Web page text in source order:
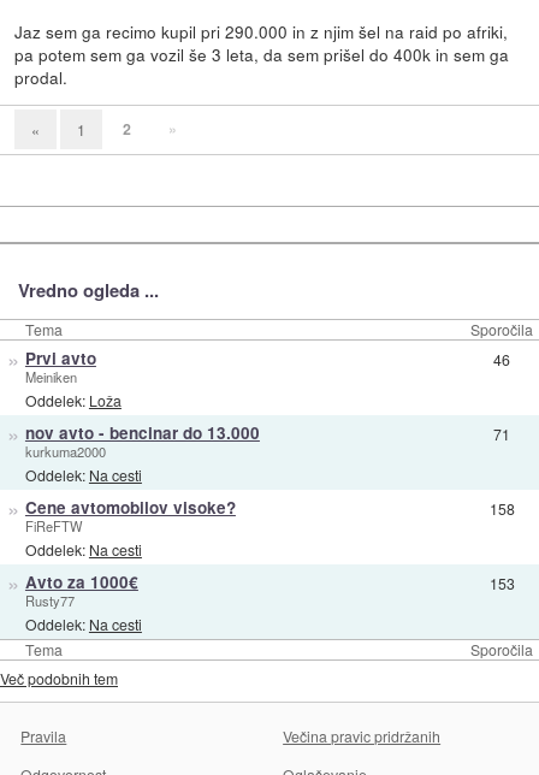
Jaz sem ga recimo kupil pri 290.000 in z njim šel na raid po afriki,
pa potem sem ga vozil še 3 leta, da sem prišel do 400k in sem ga
prodal.
« 1 2 »
Vredno ogleda ...
Tema Sporočila
Tema Sporočila
» Prvi avto
Meiniken
Oddelek: Loža
46
» nov avto - bencinar do 13.000
kurkuma2000
Oddelek: Na cesti
71
» Cene avtomobilov visoke?
FiReFTW
Oddelek: Na cesti
158
» Avto za 1000€
Rusty77
Oddelek: Na cesti
153
Več podobnih tem
Pravila
Večina pravic pridržanih